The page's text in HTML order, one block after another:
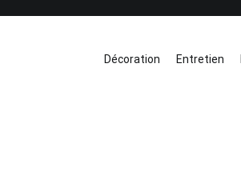
Décoration Entretien